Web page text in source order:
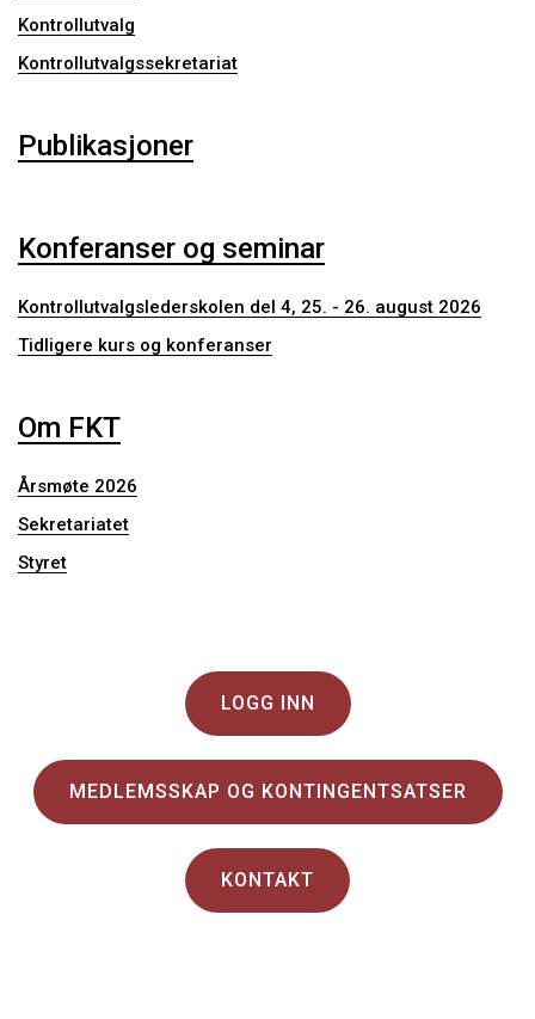
Kontrollutvalg
Kontrollutvalgssekretariat
Publikasjoner
Konferanser og seminar
Kontrollutvalgslederskolen del 4, 25. - 26. august 2026
Tidligere kurs og konferanser
Om FKT
Årsmøte 2026
Sekretariatet
Styret
LOGG INN
MEDLEMSSKAP OG KONTINGENTSATSER
KONTAKT